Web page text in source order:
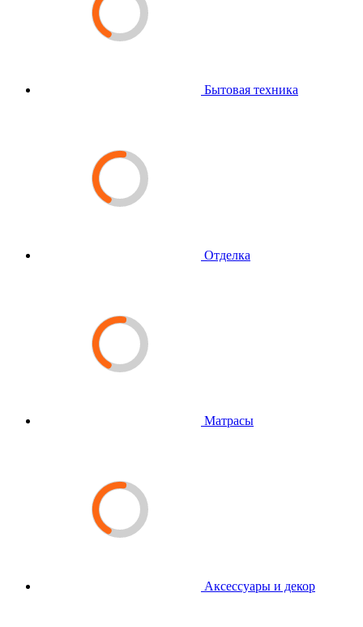
Бытовая техника
Отделка
Матрасы
Аксессуары и декор